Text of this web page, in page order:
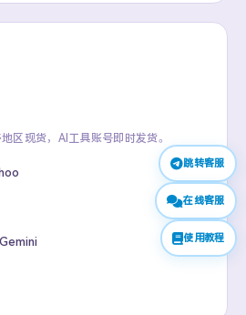
区现货，AI工具账号即时发货。
跳转客服
在线客服
使用教程